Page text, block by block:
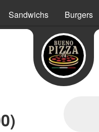
Sandwichs Burgers